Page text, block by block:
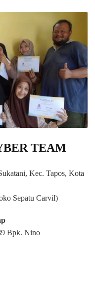
TEAM
Kec. Tapos, Kota
Sepatu Carvil)
Bpk. Nino